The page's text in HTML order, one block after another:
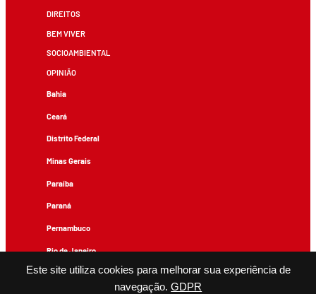
Este site utiliza cookies para melhorar sua experiência de
navegação. GDPR
DIREITOS
BEM VIVER
SOCIOAMBIENTAL
OPINIÃO
Bahia
Ceará
Distrito Federal
Minas Gerais
Paraíba
Paraná
Pernambuco
Rio de Janeiro
Rio Grande do Sul